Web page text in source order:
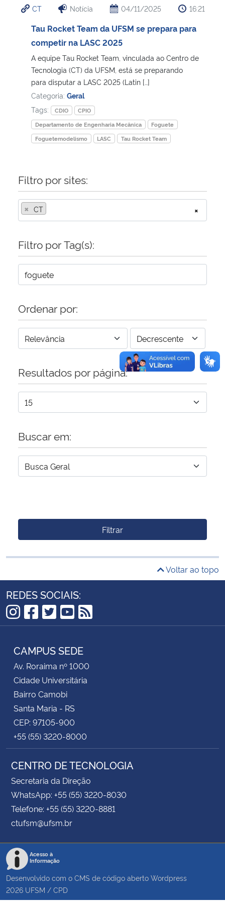
Ministério da Cidadania
Ministério de Minas e Energia
Ministério da Ciência, Tecnologia, Inovações e Comunicações
Ministério do Meio Ambiente
Ministério do Turismo
Ministério da Mulher, da Família e dos Direitos Humanos
Secretaria-Geral
Secretaria de Governo
Advocacia-Geral da União
CT Notícia 04/11/2025 16:21
Tau Rocket Team da UFSM se prepara para
competir na LASC 2025
A equipe Tau Rocket Team, vinculada ao Centro de
Tecnologia (CT) da UFSM, está se preparando
para disputar a LASC 2025 (Latin […]
Categoria: Geral
Tags:
CDIO
CPIO
Departamento de Engenharia Mecânica
Foguete
Foguetemodelismo
LASC Tau Rocket Team
Filtro por sites:
×
× CT
Filtro por Tag(s):
Ordenar por:
Resultados por página:
Buscar em:
Filtrar
Voltar ao topo
REDES SOCIAIS:
Instagram
Facebook
Twitter
YouTube
RSS
CAMPUS SEDE
Av. Roraima nº 1000
Cidade Universitária
Bairro Camobi
Santa Maria - RS
CEP: 97105-900
+55 (55) 3220-8000
CENTRO DE TECNOLOGIA
Secretaria da Direção
WhatsApp: +55 (55) 3220-8030
Telefone: +55 (55) 3220-8881
ctufsm@ufsm.br
Acesso à
Informação
Desenvolvido com o CMS de código aberto Wordpress
2026 UFSM / CPD